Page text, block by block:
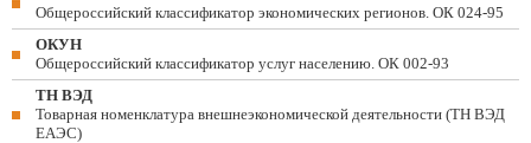
Общероссийский классификатор экономических регионов. ОК 024-95
ОКУН
Общероссийский классификатор услуг населению. ОК 002-93
ТН ВЭД
Товарная номенклатура внешнеэкономической деятельности (ТН ВЭД
ЕАЭС)